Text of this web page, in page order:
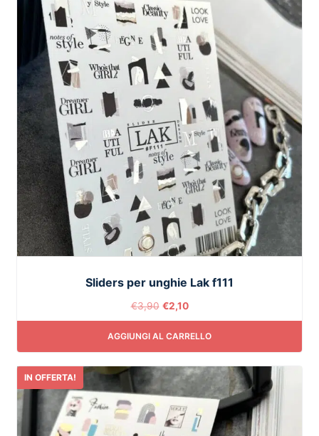
Sliders per unghie Lak f111
€3,90 €2,10
AGGIUNGI AL CARRELLO
IN OFFERTA!